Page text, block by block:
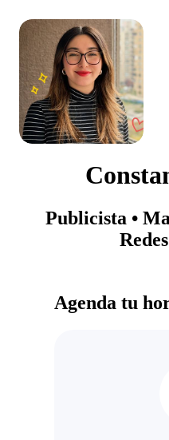
Publicista •
Agenda tu